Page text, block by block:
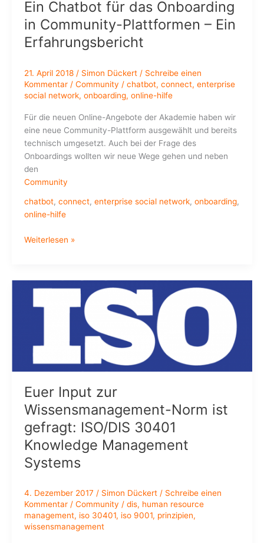
Ein Chatbot für das Onboarding
in Community-Plattformen – Ein
Erfahrungsbericht
21. April 2018 / Simon Dückert / Schreibe einen
Kommentar / Community / chatbot, connect, enterprise
social network, onboarding, online-hilfe
Für die neuen Online-Angebote der Akademie haben wir
eine neue Community-Plattform ausgewählt und bereits
technisch umgesetzt. Auch bei der Frage des
Onboardings wollten wir neue Wege gehen und neben
den
Community
chatbot, connect, enterprise social network, onboarding,
online-hilfe
Ein
Onboarding
Weiterlesen »
Euer Input zur
Wissensmanagement-Norm ist
gefragt: ISO/DIS 30401
Knowledge Management
Systems
4. Dezember 2017 / Simon Dückert / Schreibe einen
Kommentar / Community / dis, human resource
management, iso 30401, iso 9001, prinzipien,
wissensmanagement